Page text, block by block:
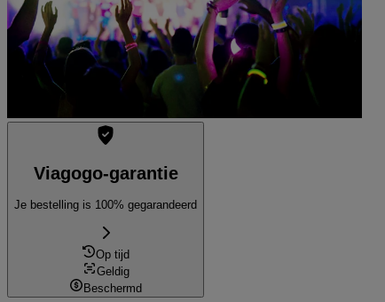
Viagogo-garantie
Je bestelling is 100% gegarandeerd
Op tijd
Geldig
Beschermd